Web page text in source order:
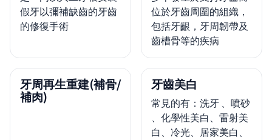
假牙以彌補缺齒的牙齒
的修復手術
位於牙齒周圍的組織，
包括牙齦，牙周韌帶及
齒槽骨等的疾病
牙周再生重建(補骨/
補肉)
牙齒美白
常見的有：洗牙 、噴砂
、化學性美白、雷射美
白、冷光、居家美白、